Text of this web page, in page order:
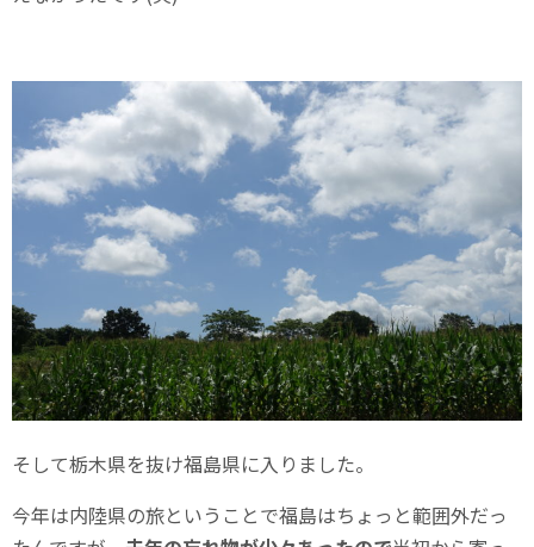
そして栃木県を抜け福島県に入りました。
今年は内陸県の旅ということで福島はちょっと範囲外だっ